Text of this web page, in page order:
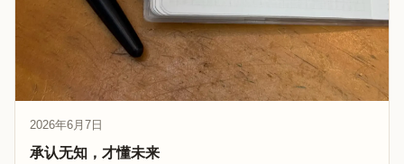
2026年6月7日
承认无知，才懂未来